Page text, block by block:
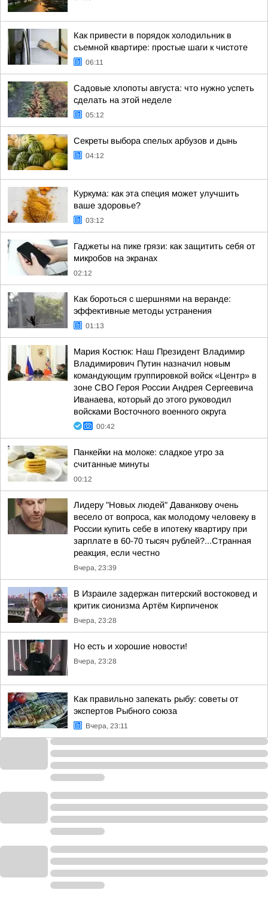
Как привести в порядок холодильник в
съемной квартире: простые шаги к чистоте
06:11
Садовые хлопоты августа: что нужно успеть
сделать на этой неделе
05:12
Секреты выбора спелых арбузов и дынь
04:12
Куркума: как эта специя может улучшить
ваше здоровье?
03:12
Гаджеты на пике грязи: как защитить себя от
микробов на экранах
02:12
Как бороться с шершнями на веранде:
эффективные методы устранения
01:13
Мария Костюк: Наш Президент Владимир
Владимирович Путин назначил новым
командующим группировкой войск «Центр» в
зоне СВО Героя России Андрея Сергеевича
Иванаева, который до этого руководил
войсками Восточного военного округа
00:42
Панкейки на молоке: сладкое утро за
считанные минуты
00:12
Лидеру "Новых людей" Даванкову очень
весело от вопроса, как молодому человеку в
России купить себе в ипотеку квартиру при
зарплате в 60-70 тысяч рублей?...Странная
реакция, если честно
Вчера, 23:39
В Израиле задержан питерский востоковед и
критик сионизма Артём Кирпиченок
Вчера, 23:28
Но есть и хорошие новости!
Вчера, 23:28
Как правильно запекать рыбу: советы от
экспертов Рыбного союза
Вчера, 23:11